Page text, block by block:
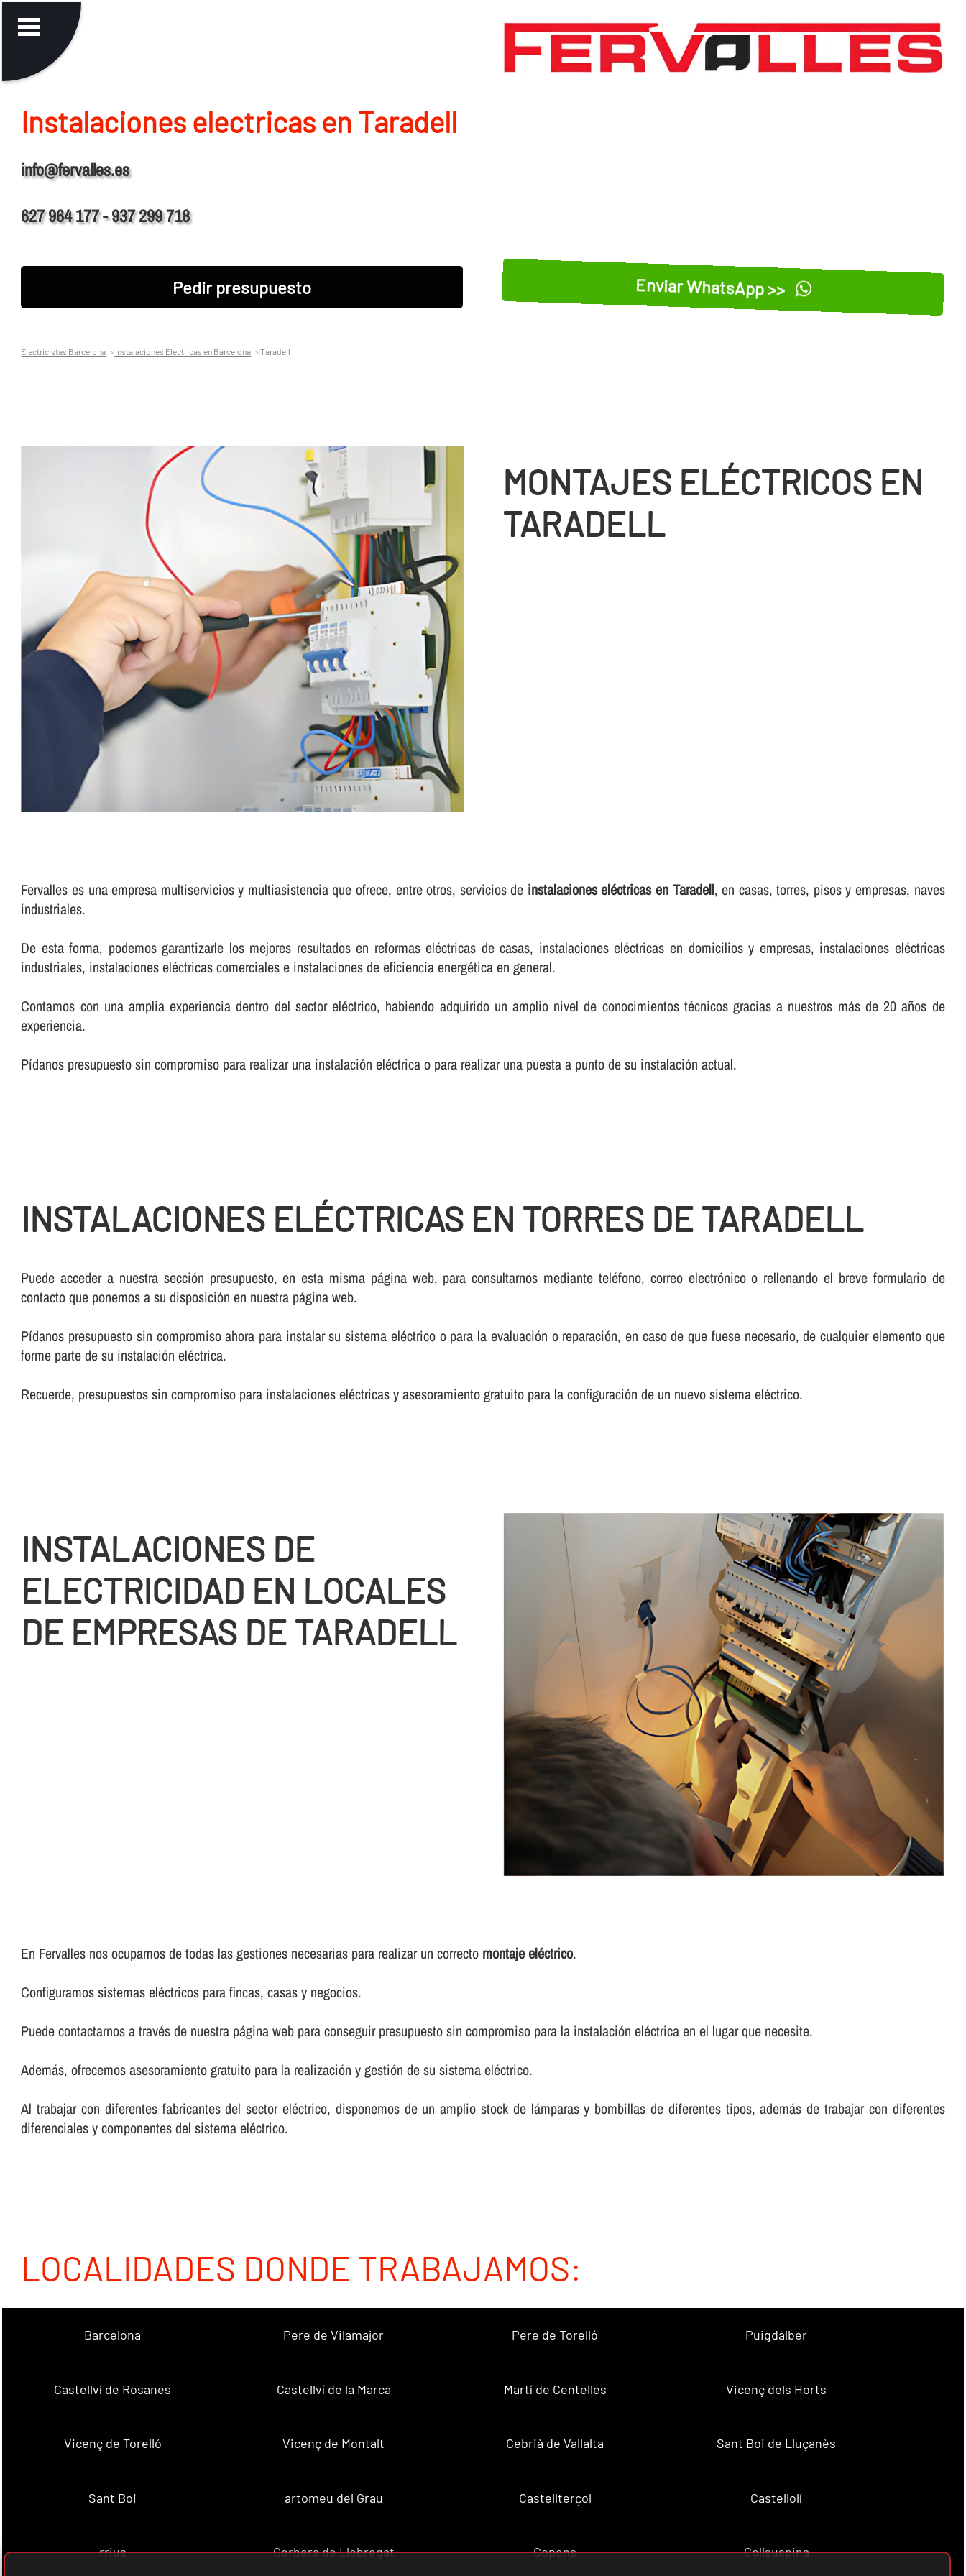
Instalaciones electricas en Taradell
info@fervalles.es
627 964 177 - 937 299 718
Pedir presupuesto Enviar WhatsApp >>
Electricistas Barcelona Instalaciones Electricas en Barcelona Taradell
MONTAJES ELÉCTRICOS EN
TARADELL
Fervalles es una empresa multiservicios y multiasistencia que ofrece, entre otros, servicios de instalaciones eléctricas en Taradell, en casas, torres, pisos y empresas, naves
industriales.
De esta forma, podemos garantizarle los mejores resultados en reformas eléctricas de casas, instalaciones eléctricas en domicilios y empresas, instalaciones eléctricas
industriales, instalaciones eléctricas comerciales e instalaciones de eficiencia energética en general.
Contamos con una amplia experiencia dentro del sector eléctrico, habiendo adquirido un amplio nivel de conocimientos técnicos gracias a nuestros más de 20 años de
experiencia.
Pí­danos presupuesto sin compromiso para realizar una instalación eléctrica o para realizar una puesta a punto de su instalación actual.
INSTALACIONES ELÉCTRICAS EN TORRES DE TARADELL
Puede acceder a nuestra sección presupuesto, en esta misma página web, para consultarnos mediante teléfono, correo electrónico o rellenando el breve formulario de
contacto que ponemos a su disposición en nuestra página web.
Pí­danos presupuesto sin compromiso ahora para instalar su sistema eléctrico o para la evaluación o reparación, en caso de que fuese necesario, de cualquier elemento que
forme parte de su instalación eléctrica.
Recuerde, presupuestos sin compromiso para instalaciones eléctricas y asesoramiento gratuito para la configuración de un nuevo sistema eléctrico.
INSTALACIONES DE
ELECTRICIDAD EN LOCALES
DE EMPRESAS DE TARADELL
En Fervalles nos ocupamos de todas las gestiones necesarias para realizar un correcto montaje eléctrico.
Configuramos sistemas eléctricos para fincas, casas y negocios.
Puede contactarnos a través de nuestra página web para conseguir presupuesto sin compromiso para la instalación eléctrica en el lugar que necesite.
Además, ofrecemos asesoramiento gratuito para la realización y gestión de su sistema eléctrico.
Al trabajar con diferentes fabricantes del sector eléctrico, disponemos de un amplio stock de lámparas y bombillas de diferentes tipos, además de trabajar con diferentes
diferenciales y componentes del sistema eléctrico.
LOCALIDADES DONDE TRABAJAMOS:
Barcelona Pere de Vilamajor Pere de Torelló Puigdàlber
Castellví de Rosanes Castellví de la Marca Martí de Centelles Vicenç dels Horts
Vicenç de Torelló Vicenç de Montalt Cebrià de Vallalta Sant Boi de Lluçanès
Sant Boi artomeu del Grau Castellterçol Castellolí
rrius Corbera de Llobregat Copons Collsuspina